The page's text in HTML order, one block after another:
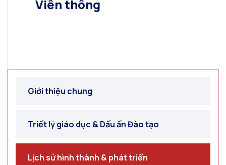
Viễn thông
Giới thiệu chung
Triết lý giáo dục & Dấu ấn Đào tạo
Lịch sử hình thành & phát triển